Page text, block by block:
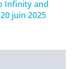
Infinity and
juin 2025